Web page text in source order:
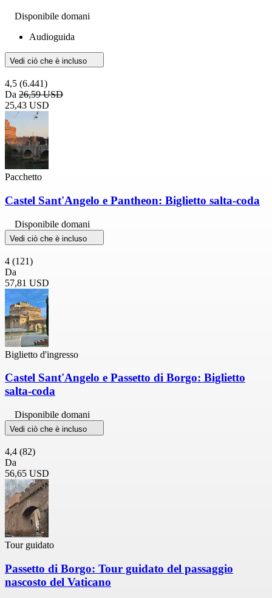
Disponibile domani
Audioguida
Vedi ciò che è incluso
4,5 (6.441)
Da 26,59 USD
25,43 USD
Pacchetto
Castel Sant'Angelo e Pantheon: Biglietto salta-coda
Disponibile domani
Vedi ciò che è incluso
4 (121)
Da
57,81 USD
Biglietto d'ingresso
Castel Sant'Angelo e Passetto di Borgo: Biglietto
salta-coda
Disponibile domani
Vedi ciò che è incluso
4,4 (82)
Da
56,65 USD
Tour guidato
Passetto di Borgo: Tour guidato del passaggio
nascosto del Vaticano